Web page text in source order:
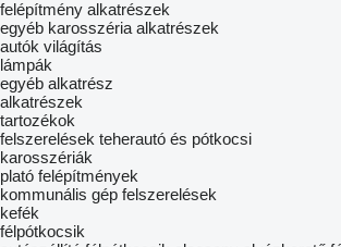
felépítmény alkatrészek
egyéb karosszéria alkatrészek
autók világítás
lámpák
egyéb alkatrész
alkatrészek
tartozékok
felszerelések teherautó és pótkocsi
karosszériák
plató felépítmények
kommunális gép felszerelések
kefék
félpótkocsik